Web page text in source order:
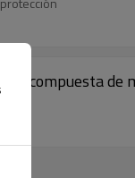
compuesta de